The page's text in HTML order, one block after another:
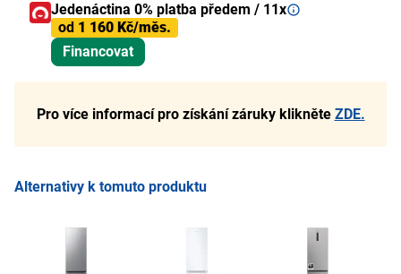
Jedenáctina 0% platba předem / 11x
od 1 160 Kč/měs.
Financovat
Pro více informací pro získání záruky klikněte ZDE.
Alternativy k tomuto produktu